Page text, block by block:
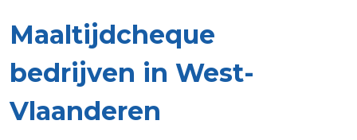
Maaltijdcheque
bedrijven in West-
Vlaanderen